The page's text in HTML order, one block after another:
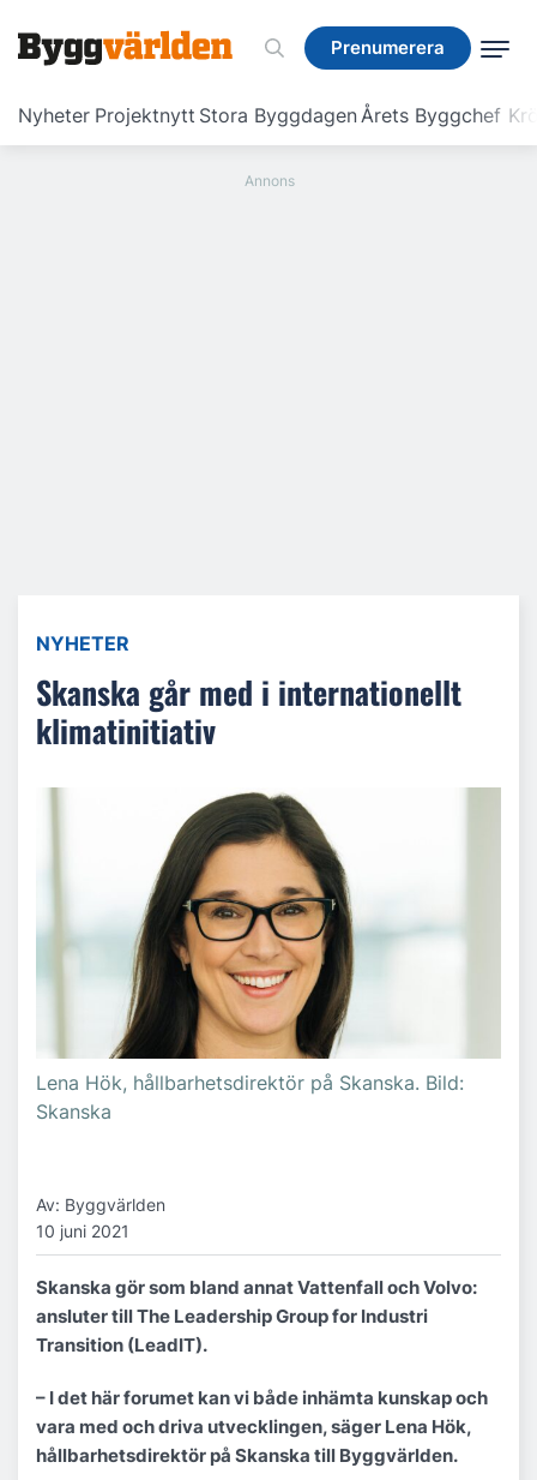
Prenumerera
Nyheter Projektnytt Stora ByggdagenÅrets Byggchef
Prenumerera
NYHETER
Skanska går med i internationellt
klimatinitiativ
Lena Hök, hållbarhetsdirektör på Skanska. Bild:
Skanska
Av: Byggvärlden
10 juni 2021
Skanska gör som bland annat Vattenfall och Volvo:
ansluter till The Leadership Group for Industri
Transition (LeadIT).
– I det här forumet kan vi både inhämta kunskap och
vara med och driva utvecklingen, säger Lena Hök,
hållbarhetsdirektör på Skanska till Byggvärlden.